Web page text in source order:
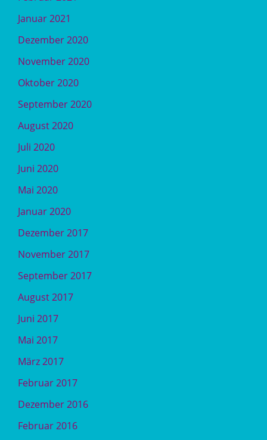
Januar 2021
Dezember 2020
November 2020
Oktober 2020
September 2020
August 2020
Juli 2020
Juni 2020
Mai 2020
Januar 2020
Dezember 2017
November 2017
September 2017
August 2017
Juni 2017
Mai 2017
März 2017
Februar 2017
Dezember 2016
Februar 2016